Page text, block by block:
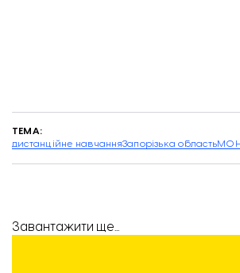
ТЕМА:
дистанційне навчанняЗапорізька областьМОН
Завантажити ще...